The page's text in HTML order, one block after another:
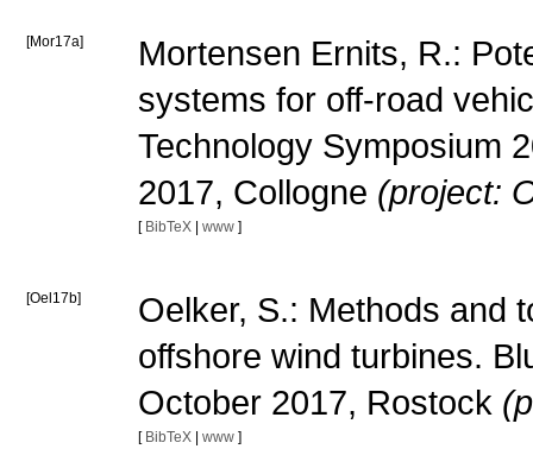
[Mor17a]
Mortensen Ernits, R.:
systems for off-road
Technology Symposium
2017, Collogne (project:
[ BibTeX| www ]
[Oel17b]
Oelker, S.: Methods and
offshore wind turbines.
October 2017, Rostock
[ BibTeX| www ]